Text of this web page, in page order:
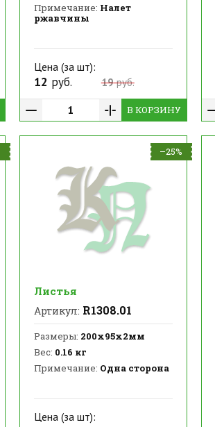
Примечание: Налет
ржавчины
Цена (за шт):
12 руб. 19руб.
В КОРЗИНУ
–25%
Листья
Артикул: R1308.01
Размеры: 200х95х2мм
Вес: 0.16 кг
Примечание: Одна сторона
Цена (за шт):